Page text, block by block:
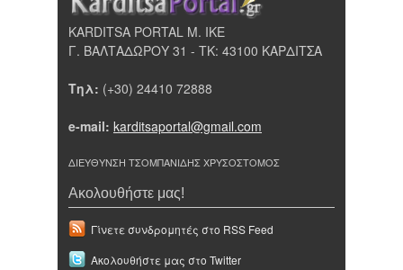
KARDITSA PORTAL Μ. ΙΚΕ
Γ. ΒΑΛΤΑΔΩΡΟΥ 31 - ΤΚ: 43100 ΚΑΡΔΙΤΣΑ
Τηλ: (+30) 24410 72888
e-mail: karditsaportal@gmail.com
ΔΙΕΥΘΥΝΣΗ ΤΣΟΜΠΑΝΙΔΗΣ ΧΡΥΣΟΣΤΟΜΟΣ
Ακολουθήστε μας!
Γίνετε συνδρομητές στο RSS Feed
Ακολουθήστε μας στο Twitter